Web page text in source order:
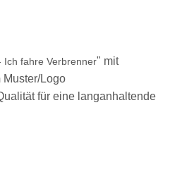
Ich fahre Verbrenner" mit
Logo
für eine langanhaltende